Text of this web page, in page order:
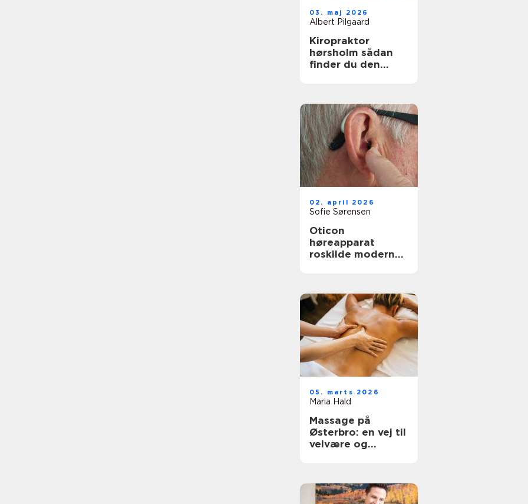
03. maj 2026
Albert Pilgaard
Kiropraktor
hørsholm sådan
finder du den
02. april 2026
Sofie Sørensen
Oticon
høreapparat
roskilde moderne
05. marts 2026
Maria Hald
Massage på
Østerbro: en vej til
velvære og